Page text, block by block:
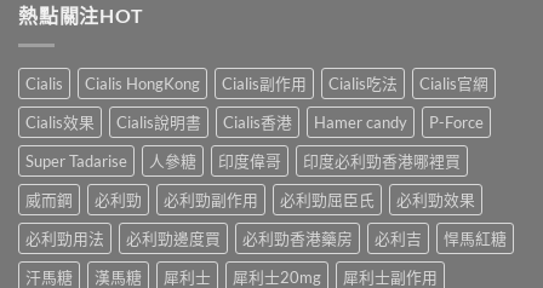
果
樣？
副
作
用
大
嗎？〉
買？
從
來
不
是
性
福
終
點〉
中
西
副
作
用
全
解
析：
見
反
應、
士
（Cialis
利
士，
他
達
拉
非）
效
與
藥
熱點關注HOT
Cialis Cialis HongKong Cialis副作用 Cialis吃法
Cialis官網
Cialis效果
Cialis說明書 Cialis香港 Hamer candy
P-Force
Super Tadarise
人參糖 印度偉哥
印度必利勁香港哪裡買
威而鋼
必利勁 必利勁副作用 必利勁屈臣氏
必利勁效果
必利勁用法
必利勁邊度買 必利勁香港藥房 必利吉
悍馬紅糖
汗馬糖
漢馬糖 犀利士 犀利士20mg
犀利士副作用